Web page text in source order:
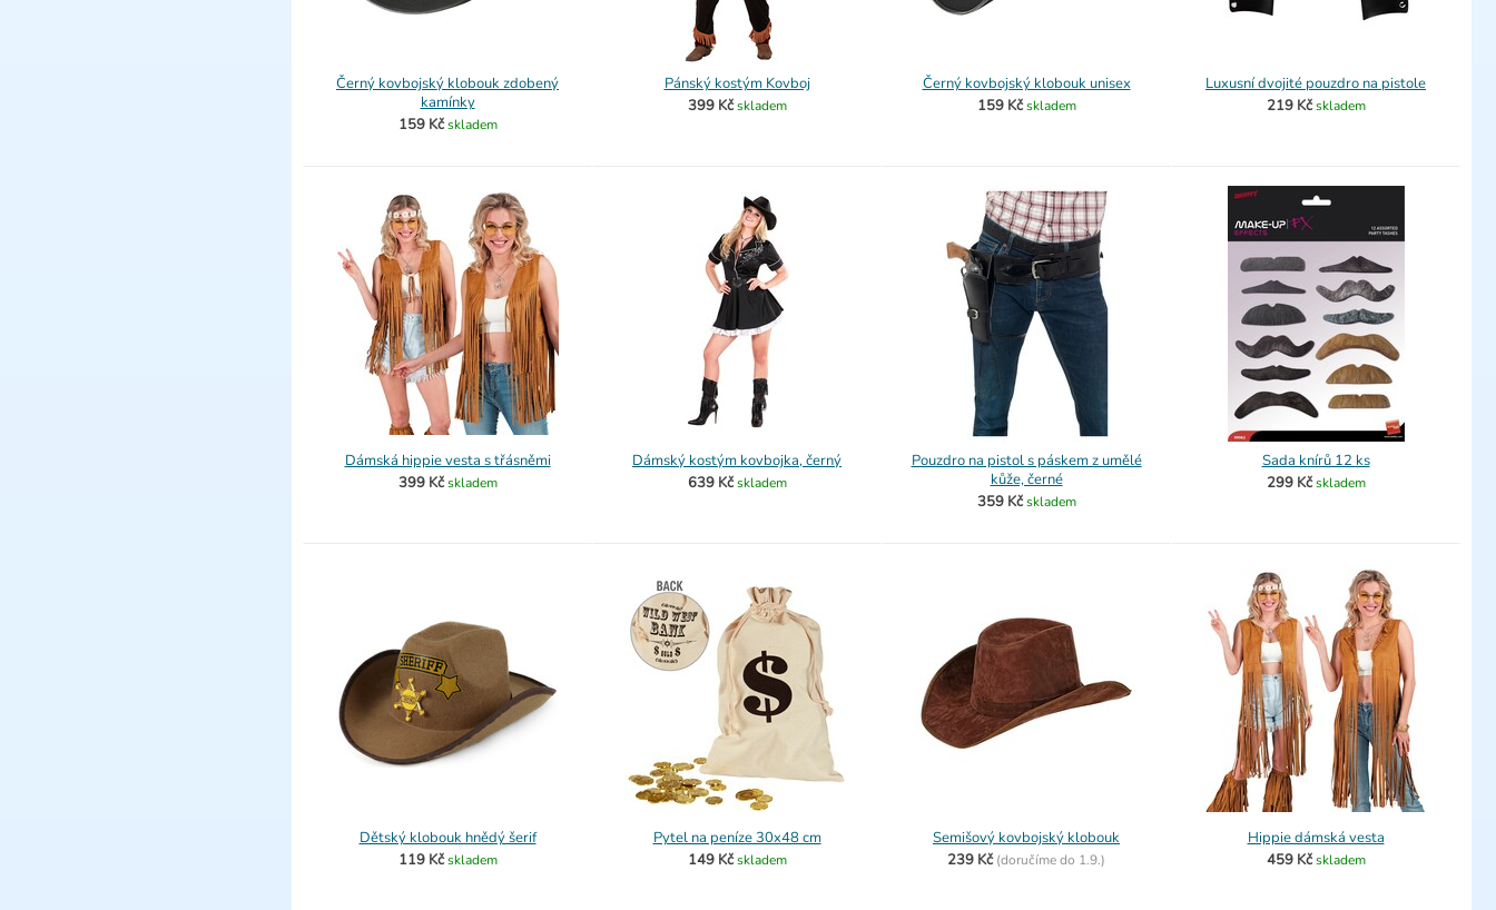
Černý kovbojský klobouk zdobený
kamínky
159 Kč skladem
Pánský kostým Kovboj
399 Kč skladem
Černý kovbojský klobouk unisex
159 Kč skladem
Luxusní dvojité pouzdro na pistole
219 Kč skladem
Dámská hippie vesta s třásněmi
399 Kč skladem
Dámský kostým kovbojka, černý
639 Kč skladem
Pouzdro na pistol s páskem z umělé
kůže, černé
359 Kč skladem
Sada knírů 12 ks
299 Kč skladem
Dětský klobouk hnědý šerif
119 Kč skladem
Pytel na peníze 30x48 cm
149 Kč skladem
Semišový kovbojský klobouk
239 Kč (doručíme do 1.9.)
Hippie dámská vesta
459 Kč skladem